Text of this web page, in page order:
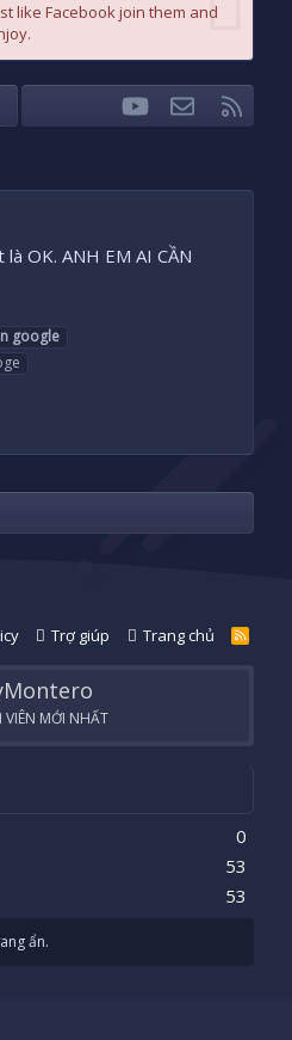
like Facebook join them and
FacebookTwitteryoutubeLiên hệ
OK. ANH EM AI CẦN
google
Trợ giúp Trang chủ
R
S
MỚI NHẤT
0
53
53
ẩn.